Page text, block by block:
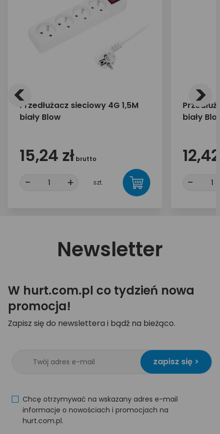
Przedłużacz sieciowy 4G 1,5M
biały Blow
15,24 zł brutto
- + szt.
biały
-
< >
Newsletter
W hurt.com.pl co tydzień nowa
promocja!
Zapisz się do newslettera i bądź na bieżąco.
zapisz się >
Chcę otrzymywać na wskazany adres e-mail
informacje o nowościach i promocjach na
hurt.com.pl.